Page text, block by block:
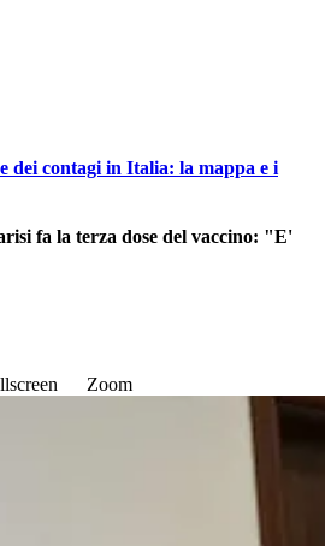
dei contagi in Italia: la mappa e i
fa la terza dose del vaccino: "E'
Zoom